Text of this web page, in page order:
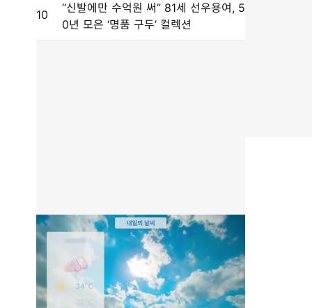
10
“신발에만 수억원 써” 81세 선우용여, 5
0년 모은 ‘명품 구두’ 컬렉션